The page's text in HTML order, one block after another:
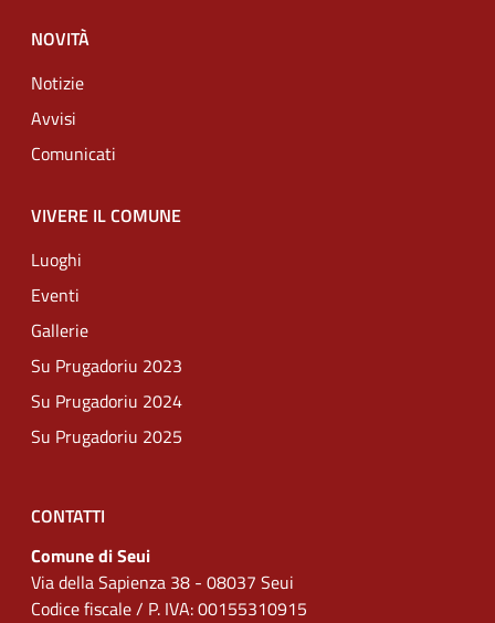
NOVITÀ
Notizie
Avvisi
Comunicati
VIVERE IL COMUNE
Luoghi
Eventi
Gallerie
Su Prugadoriu 2023
Su Prugadoriu 2024
Su Prugadoriu 2025
CONTATTI
Comune di Seui
Via della Sapienza 38 - 08037 Seui
Codice fiscale / P. IVA: 00155310915